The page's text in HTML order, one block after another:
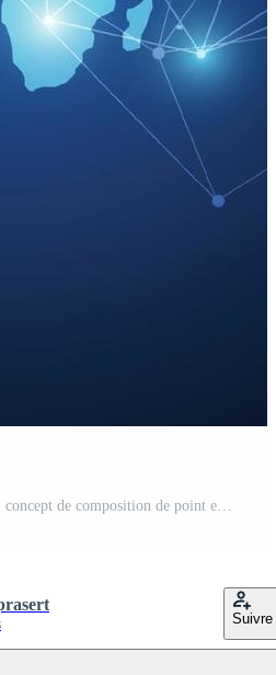
Suivre